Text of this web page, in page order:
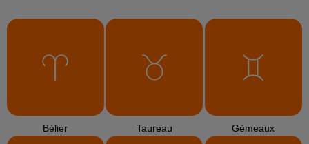
Bélier Taureau Gémeaux